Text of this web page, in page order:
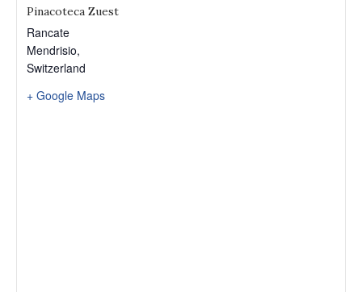
Pinacoteca Zuest
Rancate
Mendrisio,
Switzerland
+ Google Maps